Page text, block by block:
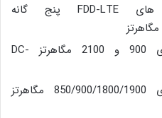
پشتیبانی از فرکانس های FDD-LTE پنج گانه
پشتیبانی از فرکانس های 900 و 2100 مگاهرتز DC-
پشتیبانی از فرکانس های 850/900/1800/1900 مگاهرتز